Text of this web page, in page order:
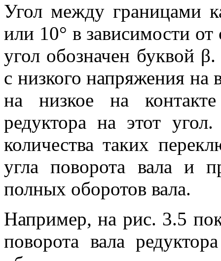
Угол между границами
или 10° в зависимости
угол обозначен буквой
с низкого напряжения на
на низкое на
редуктора на этот
количества таких
угла поворота вала и
полных оборотов вала.
Например, на рис. 3.5
поворота вала